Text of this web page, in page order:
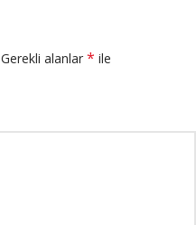
Gerekli alanlar * ile